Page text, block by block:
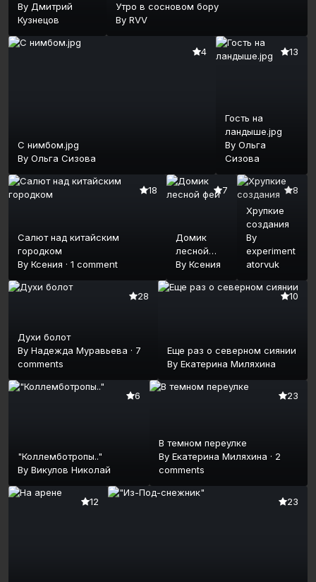
фонарик
By Дмитрий
Кузнецов
Утро в сосновом бору
By RVV
4
С нимбом.jpg
By Ольга Сизова
13
Гость на
ландыше.jpg
By Ольга
Сизова
18
Салют над китайским
городком
By Ксения · 1 comment
7
Домик
лесной
феи
ByКсения
8
Хрупкие
создания
By
experiment
atorvuk
28
Духи болот
By Надежда Муравьева · 7
comments
10
Еще раз о северном сиянии
By Екатерина Миляхина
6
"Коллемботропы.."
By Викулов Николай
23
В темном переулке
ByЕкатерина Миляхина · 2
comments
12 23